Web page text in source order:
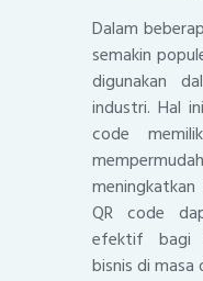
Dalam
semakin
digunakan
industri. Hal
code
QR code
efektif bagi
bisnis di masa